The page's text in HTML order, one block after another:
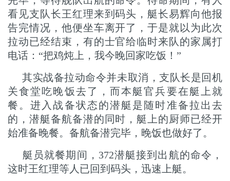
看见支队长王红理来到码头，艇长易辉向他报
告完情况，他便坐车离开了，于是就以为此次
拉动已经结束，有的士官给临时来队的家属打
电话：“把鸡炖上，我今晚回家吃饭！”
其实战备拉动命令并未取消，支队长是回机
关食堂吃晚饭去了，而本艇官兵要在艇上就
餐。进入战备状态的潜艇是随时准备拉出去
的，潜艇备航备潜的同时，艇上的厨师已经开
始准备晚餐。备航备潜完毕，晚饭也做好了。
艇员就餐期间，372潜艇接到出航的命令，
这时王红理等人已回到码头，迅速上艇。